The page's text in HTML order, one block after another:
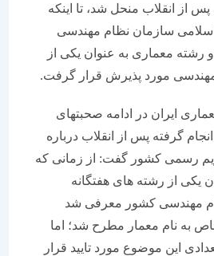
انقلاب منحل شد، تا اینکه
سازمان نظام مهندسی
به عنوان یکی از
مورد پذیرش قرار گرفت.
در ادامه صحبتهای
پس از انقلاب درباره
کشور گفت: از زمانی که
رشته های هفتگانه
کشور معرفی شد
نام معمار مطرح شد؛ اما
موضوع مورد تایید قرار